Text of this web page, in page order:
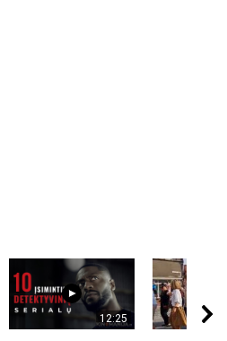
12:25